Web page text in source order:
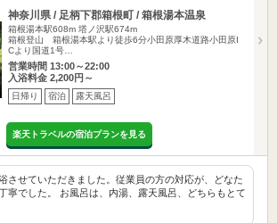
神奈川県 / 足柄下郡箱根町 / 箱根湯本温泉
箱根湯本駅608m 塔ノ沢駅674m
箱根登山 箱根湯本駅より徒歩6分小田原厚木道路小田原I
Cより国道1号…
営業時間 13:00～22:00
入浴料金 2,200円～
日帰り 宿泊 露天風呂
楽天トラベルの宿泊プランを見る
させていただきました。従業員の方の対応が、どなた
寧でした。 お風呂は、内湯、露天風呂、どちらもとて